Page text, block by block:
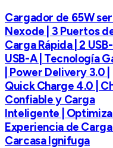
Cargador de 65W
Nexode | 3 Puertos
Carga Rápida | 2
USB-A | Tecnología
| Power Delivery 3.0 |
Quick Charge 4.0 |
Confiable y Carga
Inteligente |
Experiencia de Carga |
Carcasa Ignifuga